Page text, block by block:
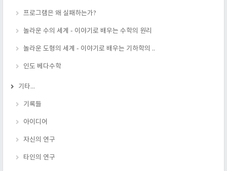
프로그램은 왜 실패하는가?
놀라운 수의 세계 - 이야기로 배우는 수학의 원리
놀라운 도형의 세계 - 이야기로 배우는 기하학의 ..
인도 베다수학
기타...
기록들
아이디어
자신의 연구
타인의 연구